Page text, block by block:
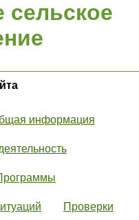
сельское
информация
Проверки